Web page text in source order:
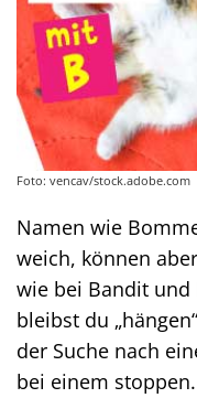
Foto: vencav/stock.adobe.com
Namen wie
weich, können
wie bei Bandit und
bleibst du
der Suche nach
bei einem